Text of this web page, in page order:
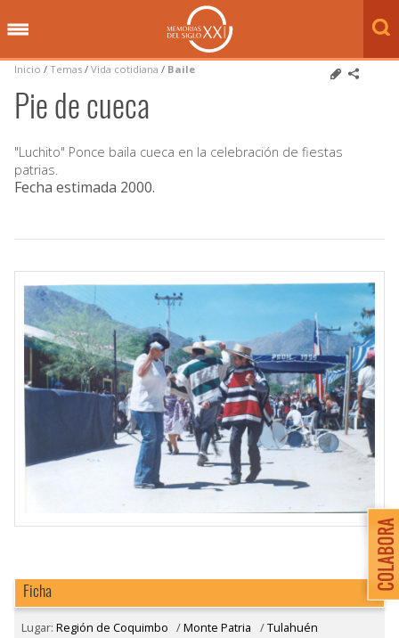
Inicio / Temas / Vida cotidiana / Baile
Pie de cueca
"Luchito" Ponce baila cueca en la celebración de fiestas
patrias.
Fecha estimada 2000.
Ficha
Lugar: Región de Coquimbo /Monte Patria /Tulahuén